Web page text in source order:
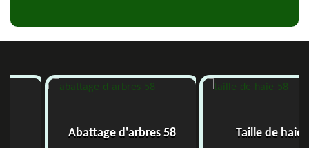
Abattage d'arbres 58 Taille de haie